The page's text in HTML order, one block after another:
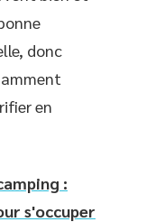
donc
en
:
s'occuper